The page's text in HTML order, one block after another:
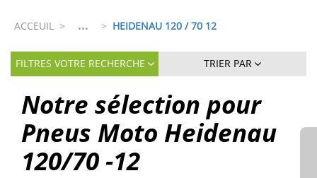
ACCEUIL > ... > HEIDENAU 120 / 70 12
FILTRES VOTRE RECHERCHE TRIER PAR
Notre sélection pour
Pneus Moto Heidenau
120/70 -12